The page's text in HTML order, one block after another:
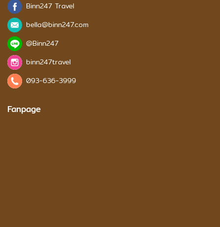
Binn247 Travel
bella@binn247.com
@Binn247
binn247travel
093-636-3999
Fanpage